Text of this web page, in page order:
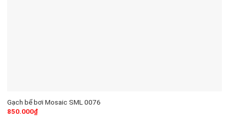
Gạch bể bơi Mosaic SML 0076
850.000₫